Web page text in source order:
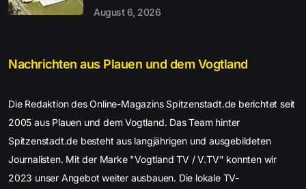
August 6, 2026
Nachrichten aus Plauen und dem Vogtland
Die Redaktion des Online-Magazins Spitzenstadt.de berichtet seit
2005 aus Plauen und dem Vogtland. Das Team hinter
Spitzenstadt.de besteht aus langjährigen und ausgebildeten
Journalisten. Mit der Marke "Vogtland TV / V.TV" konnten wir
2023 unser Angebot weiter ausbauen. Die lokale TV-